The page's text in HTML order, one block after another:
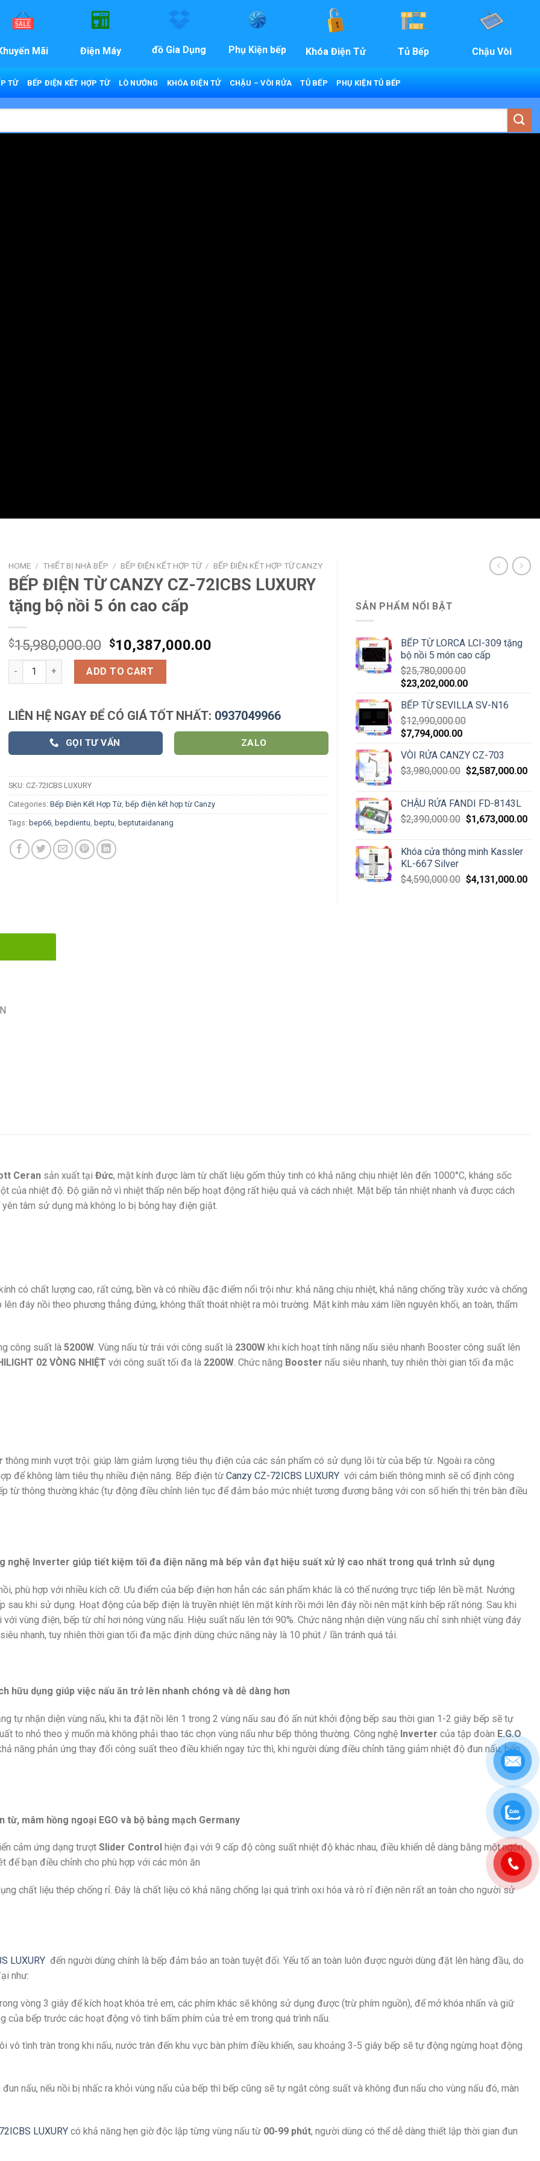
Mãi Điện Máy đồ Gia Dụng Phụ Kiện bếp Khóa Điện Tử Tủ Bếp Chậu Vòi
TỪ BẾP ĐIỆN KẾT HỢP TỪ LÒ NƯỚNG KHÓA ĐIỆN TỬ CHẬU – VÒI RỬA TỦ BẾP PHỤ KIỆN TỦ BẾP
HOME / THIẾT BỊ NHÀ BẾP / BẾP ĐIỆN KẾT HỢP TỪ / BẾP ĐIỆN KẾT HỢP TỪ CANZY
BẾP ĐIỆN TỪ CANZY CZ-72ICBS LUXURY
tặng bộ nồi 5 ón cao cấp
$15,980,000.00 $10,387,000.00
BẾP ĐIỆN TỪ CANZY CZ-72ICBS LUXURY tặng bộ nồi 5 ón cao cấp quantity
ADD TO CART
LIÊN HỆ NGAY ĐỂ CÓ GIÁ TỐT NHẤT: 0937049966
GỌI TƯ VẤN ZALO
SKU: CZ-72ICBS LUXURY
Categories: Bếp Điện Kết Hợp Từ bếp điện kết hợp từ Canzy
Tags: bep66 bepdientu beptu beptutaidanang
SẢN PHẨM NỔI BẬT
BẾP TỪ LORCA LCI-309 tặng
bộ nồi 5 món cao cấp
$25,780,000.00
$23,202,000.00
BẾP TỪ SEVILLA SV-N16
$12,990,000.00
$7,794,000.00
VÒI RỬA CANZY CZ-703
$3,980,000.00 $2,587,000.00
CHẬU RỬA FANDI FD-8143L
$2,390,000.00 $1,673,000.00
Khóa cửa thông minh Kassler
KL-667 Silver
$4,590,000.00 $4,131,000.00
Ceran sản xuất tại Đức, mặt kính được làm từ chất liệu gốm thủy tinh có khả năng chịu nhiệt lên đến 1000°C, kháng sốc
của nhiệt độ. Độ giãn nở vì nhiệt thấp nên bếp hoạt động rất hiệu quả và cách nhiệt. Mặt bếp tản nhiệt nhanh và được cách
tâm sử dụng mà không lo bị bỏng hay điện giật.
có chất lượng cao, rất cứng, bền và có nhiều đặc điểm nổi trội như: khả năng chịu nhiệt, khả năng chống trầy xước và chống
đáy nồi theo phương thẳng đứng, không thất thoát nhiệt ra môi trường. Mặt kính màu xám liền nguyên khối, an toàn, thẩm
công suất là 5200W. Vùng nấu từ trái với công suất là 2300W khi kích hoạt tính năng nấu siêu nhanh Booster công suất lên
02 VÒNG NHIỆT với công suất tối đa là 2200W. Chức năng Booster nấu siêu nhanh, tuy nhiên thời gian tối đa mặc
thông minh vượt trội: giúp làm giảm lượng tiêu thụ điện của các sản phẩm có sử dụng lõi từ của bếp từ. Ngoài ra công
để không làm tiêu thụ nhiều điện năng. Bếp điện từ Canzy CZ-72ICBS LUXURY với cảm biến thông minh sẽ cố định công
từ thông thường khác (tự động điều chỉnh liên tục để đảm bảo mức nhiệt tương đương bằng với con số hiển thị trên bàn điều
nghệ Inverter giúp tiết kiệm tối đa điện năng mà bếp vẫn đạt hiệu suất xử lý cao nhất trong quá trình sử dụng
phù hợp với nhiều kích cỡ. Ưu điểm của bếp điện hơn hẳn các sản phẩm khác là có thể nướng trực tiếp lên bề mặt. Nướng
sau khi sử dụng. Hoạt động của bếp điện là truyền nhiệt lên mặt kính rồi mới lên đáy nồi nên mặt kính bếp rất nóng. Sau khi
vùng điện, bếp từ chỉ hơi nóng vùng nấu. Hiệu suất nấu lên tới 90%. Chức năng nhận diện vùng nấu chỉ sinh nhiệt vùng đáy
nhanh, tuy nhiên thời gian tối đa mặc định dùng chức năng này là 10 phút / lần tránh quá tải.
hữu dụng giúp việc nấu ăn trở lên nhanh chóng và dễ dàng hơn
tự nhận diện vùng nấu, khi ta đặt nồi lên 1 trong 2 vùng nấu sau đó ấn nút khởi động bếp sau thời gian 1-2 giây bếp sẽ tự
to nhỏ theo ý muốn mà không phải thao tác chọn vùng nấu như bếp thông thường. Công nghệ Inverter của tập đoàn E.G.O
năng phản ứng thay đổi công suất theo điều khiển ngay tức thì, khi người dùng điều chỉnh tăng giảm nhiệt độ đun nấu, bếp
từ, mâm hồng ngoại EGO và bộ bảng mạch Germany
cảm ứng dạng trượt Slider Control hiện đại với 9 cấp độ công suất nhiệt độ khác nhau, điều khiển dễ dàng bằng một ngón
để bạn điều chỉnh cho phù hợp với các món ăn
chất liệu thép chống rỉ. Đây là chất liệu có khả năng chống lại quá trình oxi hóa và rò rỉ điện nên rất an toàn cho người sử
LUXURY đến người dùng chính là bếp đảm bảo an toàn tuyệt đối. Yếu tố an toàn luôn được người dùng đặt lên hàng đầu, do
như:
vòng 3 giây để kích hoạt khóa trẻ em, các phím khác sẽ không sử dụng được (trừ phím nguồn), để mở khóa nhấn và giữ
bếp trước các hoạt động vô tình bấm phím của trẻ em trong quá trình nấu.
vô tình tràn trong khi nấu, nước tràn đến khu vực bàn phím điều khiển, sau khoảng 3-5 giây bếp sẽ tự động ngừng hoạt động
nấu, nếu nồi bị nhấc ra khỏi vùng nấu của bếp thì bếp cũng sẽ tự ngắt công suất và không đun nấu cho vùng nấu đó, màn
LUXURY có khả năng hẹn giờ độc lập từng vùng nấu từ 00-99 phút, người dùng có thể dễ dàng thiết lập thời gian đun